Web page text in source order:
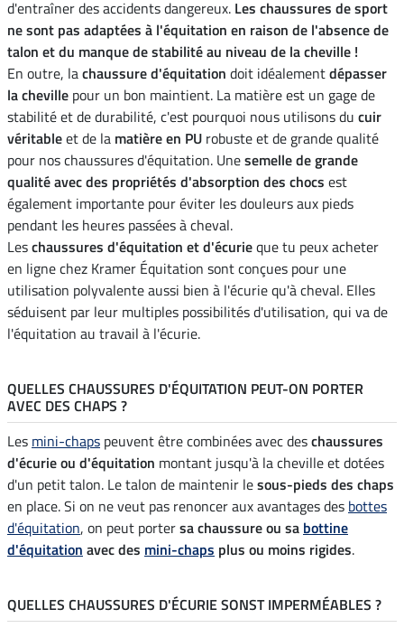
d'entraîner des accidents dangereux. Les chaussures de sport
ne sont pas adaptées à l'équitation en raison de l'absence de
talon et du manque de stabilité au niveau de la cheville !
En outre, lachaussure d'équitation doit idéalementdépasser
la cheville pour un bon maintient. La matière est un gage de
stabilité et de durabilité, c'est pourquoi nous utilisons du cuir
véritableet de la matière en PU robuste et de grande qualité
pour nos chaussures d'équitation. Unesemelle de grande
qualité avec des propriétés d'absorption des chocs est
également importante pour éviter les douleurs aux pieds
pendant les heures passées à cheval.
Leschaussures d'équitation et d'écurieque tu peux acheter
en ligne chez Kramer Équitation sont conçues pour une
utilisation polyvalente aussi bien à l'écurie qu'à cheval. Elles
séduisent par leur multiples possibilités d'utilisation, qui va de
l'équitation au travail à l'écurie.
QUELLES CHAUSSURES D'ÉQUITATION PEUT-ON PORTER
AVEC DES CHAPS ?
Les mini-chaps peuvent être combinées avec deschaussures
d'écurie ou d'équitation montant jusqu'à la cheville et dotées
d'un petit talon. Le talon de maintenir lesous-pieds des chaps
en place. Si on ne veut pas renoncer aux avantages des bottes
d'équitation, on peut portersa chaussure ou sa bottine
d'équitation avec des mini-chaps plus ou moins rigides.
QUELLES CHAUSSURES D'ÉCURIE SONST IMPERMÉABLES ?